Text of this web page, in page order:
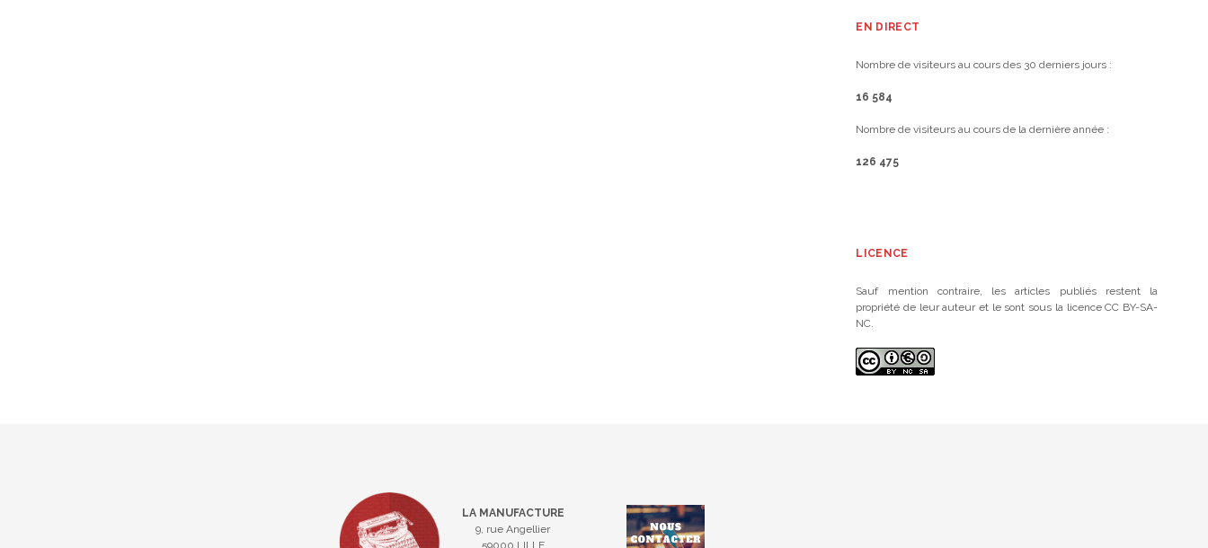
EN DIRECT
Nombre de visiteurs au cours des 30 derniers jours :
16 584
Nombre de visiteurs au cours de la dernière année :
126 475
LICENCE
Sauf mention contraire, les articles publiés restent la
propriété de leur auteur et le sont sous la licence CC BY-SA-
NC.
LA MANUFACTURE
9, rue Angellier
59000 LILLE